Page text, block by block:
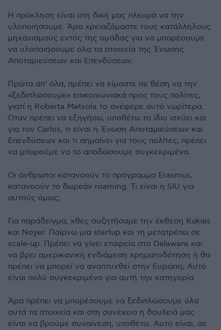
Η πρόκληση είναι στη δική μας πλευρά να την
υλοποιήσουμε. Άρα χρειαζόμαστε τους κατάλληλους
μηχανισμούς εντός της ομάδας για να μπορέσουμε
να υλοποιήσουμε όλα τα στοιχεία της Ένωσης
Αποταμιεύσεων και Επενδύσεων.
Πρώτα απ’ όλα, πρέπει να είμαστε σε θέση να την
«ξεδιπλώσουμε» επικοινωνιακά προς τους πολίτες,
γιατί η Roberta Metsola το ανέφερε αυτό νωρίτερα.
Όταν πρέπει να εξηγήσω, υποθέτω το ίδιο ισχύει και
για τον Carlos, τι είναι η Ένωση Αποταμιεύσεων και
Επενδύσεων και τι σημαίνει για τους πολίτες, πρέπει
να μπορούμε να το αποδώσουμε συγκεκριμένα.
Οι άνθρωποι κατανοούν το πρόγραμμα Erasmus,
κατανοούν το δωρεάν roaming. Τι είναι η SIU για
αυτούς όμως;
Για παράδειγμα, χθες συζητήσαμε την έκθεση Kukies
και Noyer. Παίρνω μια startup και τη μετατρέπω σε
scale-up. Πρέπει να γίνει εταιρεία στο Delaware και
να βρει αμερικανική ενδιάμεση χρηματοδότηση ή θα
πρέπει να μπορεί να αναπτυχθεί στην Ευρώπη; Αυτό
είναι πολύ συγκεκριμένο για αυτή την κατηγορία.
Άρα πρέπει να μπορέσουμε να ξεδιπλώσουμε όλα
αυτά τα στοιχεία και στη συνέχεια η δουλειά μας
είναι να βρούμε συναίνεση, υποθέτω. Αυτό είναι, σε